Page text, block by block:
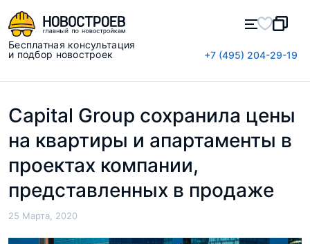
Бесплатная консультация
и подбор новостроек
+7 (495) 204-29-19
Capital Group сохранила цены
на квартиры и апартаменты в
проектах компании,
представленных в продаже
25 Марта, 2020